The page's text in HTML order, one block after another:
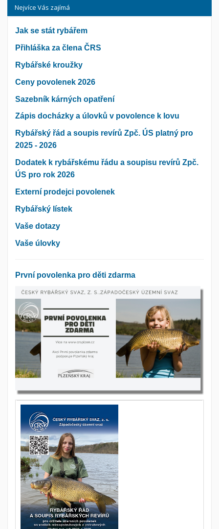
Nejvíce Vás zajímá
Jak se stát rybářem
Přihláška za člena ČRS
Rybářské kroužky
Ceny povolenek 2026
Sazebník kárných opatření
Zápis docházky a úlovků v povolence k lovu
Rybářský řád a soupis revírů Zpč. ÚS platný pro
2025 - 2026
Dodatek k rybářskému řádu a soupisu revírů Zpč.
ÚS pro rok 2026
Externí prodejci povolenek
Rybářský lístek
Vaše dotazy
Vaše úlovky
První povolenka pro děti zdarma